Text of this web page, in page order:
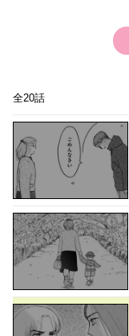
全20話